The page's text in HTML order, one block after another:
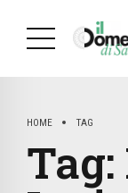
HOME TAG
Tag: